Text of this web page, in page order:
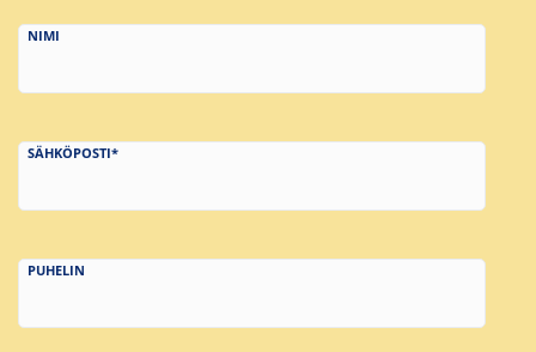
NIMI
SÄHKÖPOSTI*
PUHELIN